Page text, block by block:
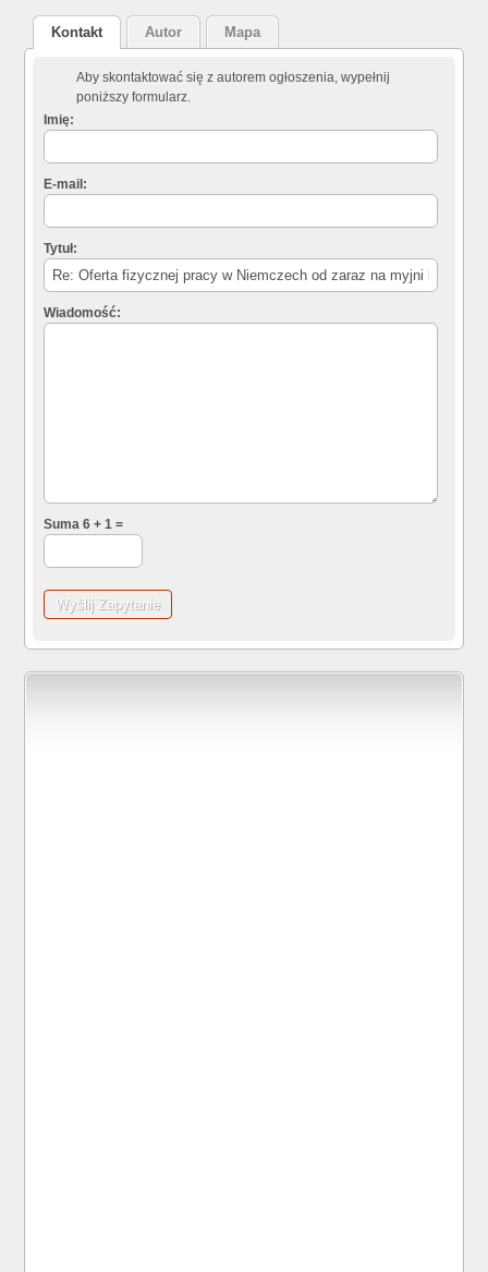
Kontakt Autor Mapa
Aby skontaktować się z autorem ogłoszenia, wypełnij
poniższy formularz.
Imię:
E-mail:
Tytuł:
Wiadomość:
Suma 6 + 1 =